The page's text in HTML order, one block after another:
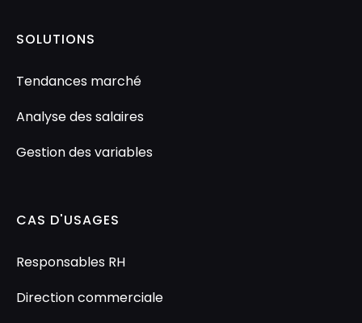
SOLUTIONS
Tendances marché
Analyse des salaires
Gestion des variables
CAS D'USAGES
Responsables RH
Direction commerciale